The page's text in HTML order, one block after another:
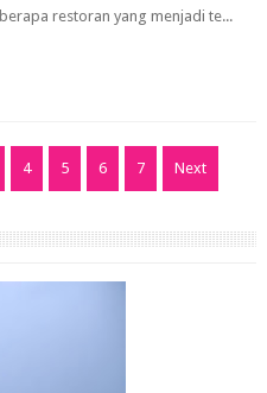
restoran yang menjadi te...
4 5 6 7 Next